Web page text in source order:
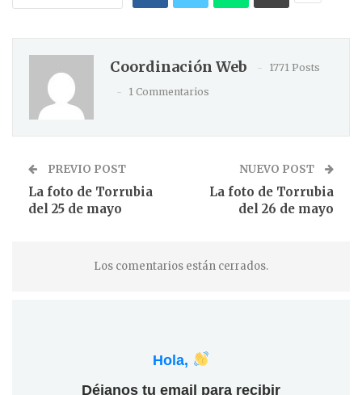
Coordinación Web
1771 Posts
1 Commentarios
PREVIO POST
La foto de Torrubia
del 25 de mayo
NUEVO POST
La foto de Torrubia
del 26 de mayo
Los comentarios están cerrados.
Hola,
Déjanos tu email para recibir